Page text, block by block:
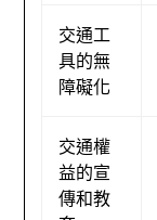
交通工
具的無
障礙化
交通權
益的宣
傳和教